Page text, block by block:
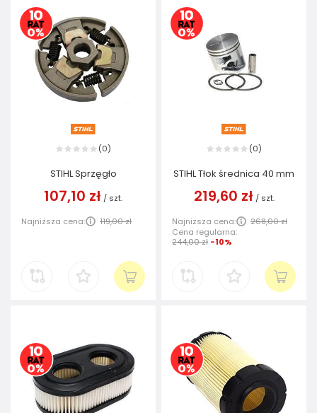
(0)
STIHL Sprzęgło
107,10 zł / szt.
Najniższa cena: 119,00 zł
(0)
STIHL Tłok średnica 40 mm
219,60 zł / szt.
Najniższa cena:
268,00 zł
Cena regularna:
244,00 zł -10%